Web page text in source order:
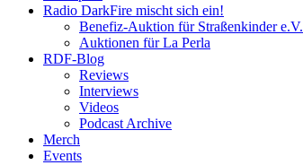
Radio DarkFire mischt sich ein!
Benefiz-Auktion für Straßenkinder e.V.
Auktionen für La Perla
RDF-Blog
Reviews
Interviews
Videos
Podcast Archive
Merch
Events